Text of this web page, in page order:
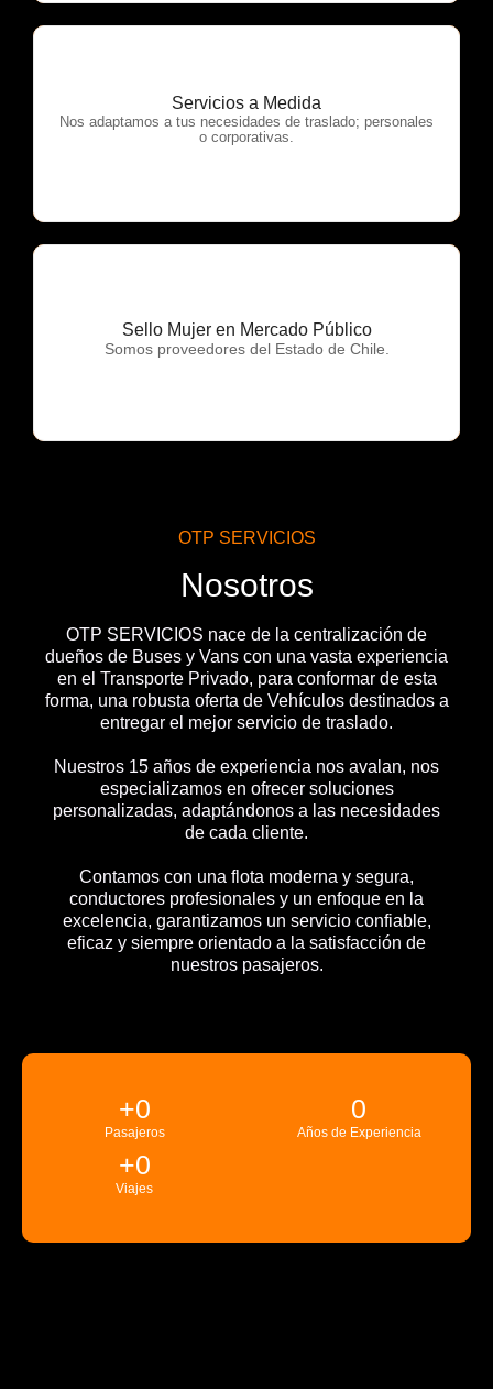
Servicios a Medida
Nos adaptamos a tus necesidades de traslado; personales
o corporativas.
OTP Servicios
Sello Mujer en Mercado Público
Somos proveedores del Estado de Chile.
OTP Servicios
OTP SERVICIOS
Nosotros
OTP SERVICIOS nace de la centralización de
dueños de Buses y Vans con una vasta experiencia
en el Transporte Privado, para conformar de esta
forma, una robusta oferta de Vehículos destinados a
entregar el mejor servicio de traslado.
Nuestros 15 años de experiencia nos avalan, nos
especializamos en ofrecer soluciones
personalizadas, adaptándonos a las necesidades
de cada cliente.
Contamos con una flota moderna y segura,
conductores profesionales y un enfoque en la
excelencia, garantizamos un servicio confiable,
eficaz y siempre orientado a la satisfacción de
nuestros pasajeros.
Pasajeros
+0
Años de Experiencia
0
Viajes
+0